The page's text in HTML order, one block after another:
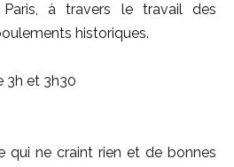
à travers le travail des
historiques.
3h et 3h30
qui ne craint rien et de bonnes